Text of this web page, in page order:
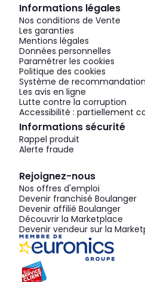
Informations légales
Nos conditions de Vente
Les garanties
Mentions légales
Données personnelles
Paramétrer les cookies
Politique des cookies
Système de recommandation
Les avis en ligne
Lutte contre la corruption
Accessibilité : partiellement
Informations sécurité
Rappel produit
Alerte fraude
Rejoignez-nous
Nos offres d'emploi
Devenir franchisé Boulanger
Devenir affilié Boulanger
Découvrir la Marketplace
Devenir vendeur sur la